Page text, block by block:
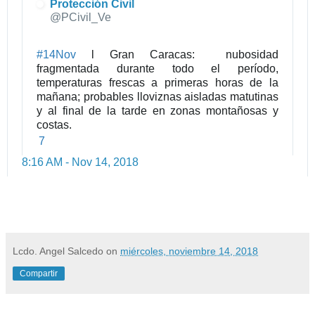
Protección Civil
@PCivil_Ve
#14Nov l Gran Caracas:  nubosidad
fragmentada durante todo el período,
temperaturas frescas a primeras horas de la
mañana; probables lloviznas aisladas matutinas
y al final de la tarde en zonas montañosas y
costas.
7
8:16 AM - Nov 14, 2018
Lcdo. Angel Salcedo on miércoles, noviembre 14, 2018
Compartir